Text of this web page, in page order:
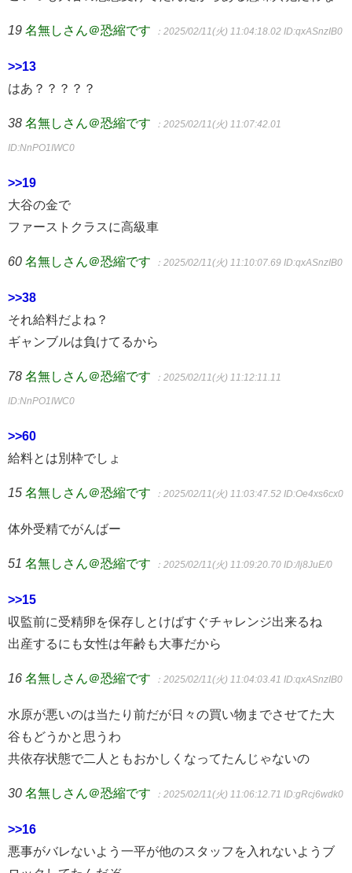
19 名無しさん＠恐縮です ：2025/02/11(火) 11:04:18.02 ID:qxASnzIB0
>>13
はあ？？？？？
38 名無しさん＠恐縮です ：2025/02/11(火) 11:07:42.01
ID:NnPO1IWC0
>>19
大谷の金で
ファーストクラスに高級車
60 名無しさん＠恐縮です ：2025/02/11(火) 11:10:07.69 ID:qxASnzIB0
>>38
それ給料だよね？
ギャンブルは負けてるから
78 名無しさん＠恐縮です ：2025/02/11(火) 11:12:11.11
ID:NnPO1IWC0
>>60
給料とは別枠でしょ
15 名無しさん＠恐縮です ：2025/02/11(火) 11:03:47.52 ID:Oe4xs6cx0
体外受精でがんばー
51 名無しさん＠恐縮です ：2025/02/11(火) 11:09:20.70 ID:/lj8JuE/0
>>15
収監前に受精卵を保存しとけばすぐチャレンジ出来るね
出産するにも女性は年齢も大事だから
16 名無しさん＠恐縮です ：2025/02/11(火) 11:04:03.41 ID:qxASnzIB0
水原が悪いのは当たり前だが日々の買い物までさせてた大
谷もどうかと思うわ
共依存状態で二人ともおかしくなってたんじゃないの
30 名無しさん＠恐縮です ：2025/02/11(火) 11:06:12.71 ID:gRcj6wdk0
>>16
悪事がバレないよう一平が他のスタッフを入れないようブ